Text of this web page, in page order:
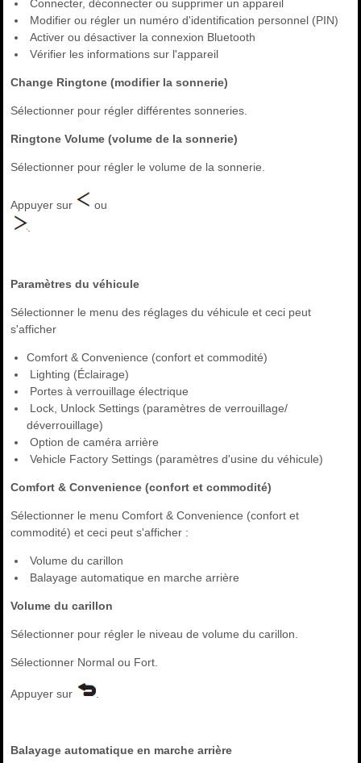
Connecter, déconnecter ou supprimer un appareil
Modifier ou régler un numéro d'identification personnel (PIN)
Activer ou désactiver la connexion Bluetooth
Vérifier les informations sur l'appareil
Change Ringtone (modifier la sonnerie)
Sélectionner pour régler différentes sonneries.
Ringtone Volume (volume de la sonnerie)
Sélectionner pour régler le volume de la sonnerie.
Appuyer sur
ou
Paramètres du véhicule
Sélectionner le menu des réglages du véhicule et ceci peut
s'afficher
Comfort & Convenience (confort et commodité)
Lighting (Éclairage)
Portes à verrouillage électrique
Lock, Unlock Settings (paramètres de verrouillage/
déverrouillage)
Option de caméra arrière
Vehicle Factory Settings (paramètres d'usine du véhicule)
Comfort & Convenience (confort et commodité)
Sélectionner le menu Comfort & Convenience (confort et
commodité) et ceci peut s'afficher :
Volume du carillon
Balayage automatique en marche arrière
Volume du carillon
Sélectionner pour régler le niveau de volume du carillon.
Sélectionner Normal ou Fort.
Appuyer sur
Balayage automatique en marche arrière